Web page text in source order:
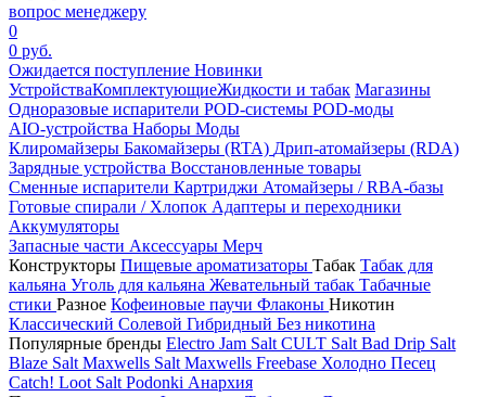
вопрос менеджеру
0
0 руб.
Ожидается поступление Новинки
УстройстваКомплектующиеЖидкости и табак Магазины
Одноразовые испарители POD-системы POD-моды
AIO-устройства Наборы Моды
Клиромайзеры Бакомайзеры (RTA) Дрип-атомайзеры (RDA)
Зарядные устройства Восстановленные товары
Сменные испарители Картриджи Атомайзеры / RBA-базы
Готовые спирали / Хлопок Адаптеры и переходники
Аккумуляторы
Запасные части Аксессуары Мерч
Конструкторы Пищевые ароматизаторы Табак Табак для
кальяна Уголь для кальяна Жевательный табак Табачные
стики Разное Кофеиновые паучи Флаконы Никотин
Классический Солевой Гибридный Без никотина
Популярные бренды Electro Jam Salt CULT Salt Bad Drip Salt
Blaze Salt Maxwells Salt Maxwells Freebase Холодно Песец
Catch! Loot Salt Podonki Анархия